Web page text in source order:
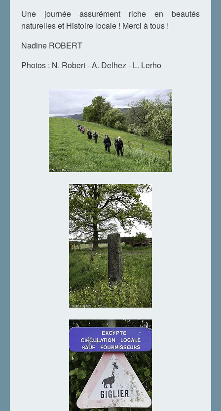
Une journée assurément riche en beautés
naturelles et Histoire locale ! Merci à tous !
Nadine ROBERT
Photos : N. Robert - A. Delhez - L. Lerho